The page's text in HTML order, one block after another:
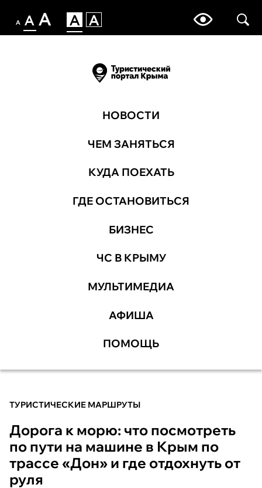
НОВОСТИ
ЧЕМ ЗАНЯТЬСЯ
КУДА ПОЕХАТЬ
ГДЕ ОСТАНОВИТЬСЯ
БИЗНЕС
ЧС В КРЫМУ
МУЛЬТИМЕДИА
АФИША
ПОМОЩЬ
ТУРИСТИЧЕСКИЕ МАРШРУТЫ
Дорога к морю: что посмотреть
по пути на машине в Крым по
трассе «Дон» и где отдохнуть от
руля